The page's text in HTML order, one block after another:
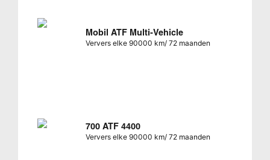
Mobil ATF Multi-Vehicle
Ververs elke 90000 km/ 72 maanden
700 ATF 4400
Ververs elke 90000 km/ 72 maanden